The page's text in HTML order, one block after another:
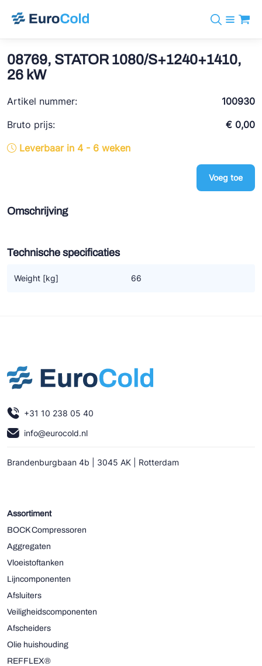
info@eurocold.nl
Merken
BOCK
REFFLEX®
Doucette Industries
Koudemiddelen
Diensten
Nieuws
Over ons
08769, STATOR 1080/S+1240+1410,
26 kW
Artikel nummer:
100930
Bruto prijs:
€ 0,00
Leverbaar in 4 - 6 weken
Voeg toe
Omschrijving
Technische specificaties
Weight [kg] 66
+31 10 238 05 40
info@eurocold.nl
Brandenburgbaan 4b | 3045 AK | Rotterdam
Assortiment
BOCK Compressoren
Aggregaten
Vloeistoftanken
Lijncomponenten
Afsluiters
Veiligheidscomponenten
Afscheiders
Olie huishouding
REFFLEX®